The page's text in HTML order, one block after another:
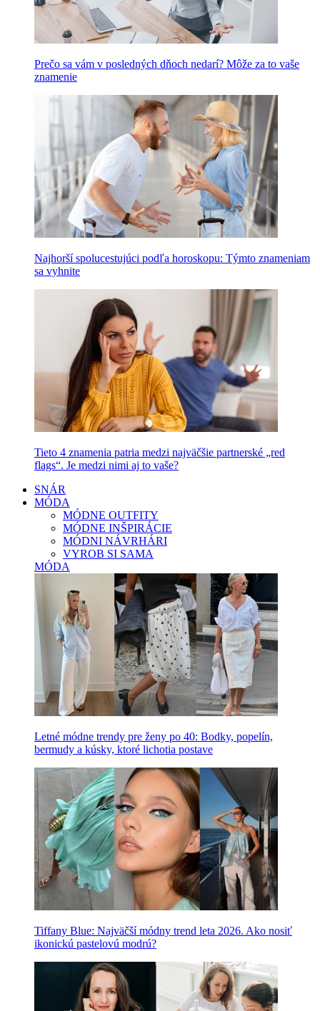
Prečo sa vám v posledných dňoch nedarí? Môže za to vaše
znamenie
Najhorší spolucestujúci podľa horoskopu: Týmto znameniam
sa vyhnite
Tieto 4 znamenia patria medzi najväčšie partnerské „red
flags“. Je medzi nimi aj to vaše?
SNÁR
MÓDA
MÓDNE OUTFITY
MÓDNE INŠPIRÁCIE
MÓDNI NÁVRHÁRI
VYROB SI SAMA
MÓDA
Letné módne trendy pre ženy po 40: Bodky, popelín,
bermudy a kúsky, ktoré lichotia postave
Tiffany Blue: Najväčší módny trend leta 2026. Ako nosiť
ikonickú pastelovú modrú?